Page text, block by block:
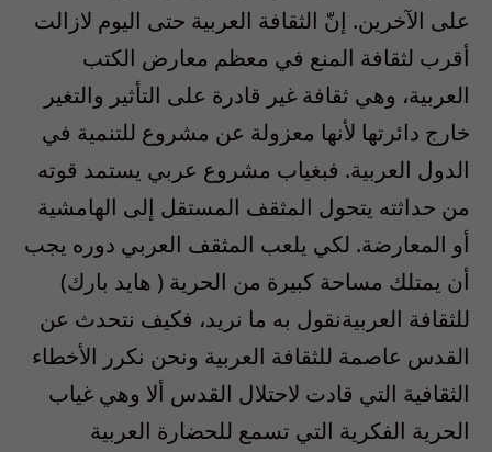
على الآخرين. إنّ الثقافة العربية حتى اليوم لازالت
أقرب لثقافة المنع في معظم معارض الكتب
العربية، وهي ثقافة غير قادرة على التأثير والتغير
خارج دائرتها لأنها معزولة عن مشروع للتنمية في
الدول العربية. فبغياب مشروع عربي يستمد قوته
من حداثته يتحول المثقف المستقل إلى الهامشية
أو المعارضة. لكي يلعب المثقف العربي دوره يجب
أن يمتلك مساحة كبيرة من الحرية ( هايد بارك)
للثقافة العربيةنقول به ما نريد، فكيف نتحدث عن
القدس عاصمة للثقافة العربية ونحن نكرر الأخطاء
الثقافية التي قادت لاحتلال القدس ألا وهي غياب
الحرية الفكرية التي تسمع للحضارة العربية